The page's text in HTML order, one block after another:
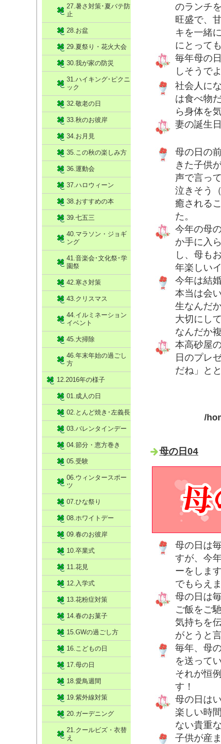
のランチ
旺盛で、
キを一緒
にとって
毎年母の
しそうで
社会人に
は食べ物
ら身体を
妻の誕生
母の日の
きた子供
声で言っ
泣きそう
癒される
た。
今年の母
か手に入
し、母も
年楽しい
今年は結
本当は会
生なんだ
大切にし
なんだか
本高砂屋
日のプレ
だね」と
/
母の日04
母の日は
すが、今
ーをしま
でもらえ
母の日は
ご飯をご
気持ちを
がとうと
毎年、母
を送って
それが恒
す！
母の日は
楽しい時
ない貴重
子供が産
27.暑さ対策･夏バテ防
止
28.お盆
29.夏祭り・花火大会
30.我が家の防災
31.ハイキング･ピクニ
ック
32.敬老の日
33.秋のお彼岸
34.お月見
35.この秋の楽しみ方
36.運動会
37.ハロウィーン
38.おすすめの本
39.七五三
40.マラソン・ジョギ
ング
41.音楽会･文化祭･学
園祭
42.寒さ対策
43.クリスマス
44.イルミネーション
イベント
45.大掃除
46.年末年始の過ごし
方
12.2016年の様子
01.成人の日
02.とんど焼き･左義長
03.バレンタインデー
04.節分・恵方巻き
05.受験
06.ウィンタースポー
ツ
07.ひな祭り
08.ホワイトデー
09.春のお彼岸
10.卒業式
11.花見
12.入学式
13.花粉症対策
14.春のお菓子
15.GWの過ごし方
16.こどもの日
17.母の日
18.愛鳥週間
19.紫外線対策
20.ガーデニング
21.クールビズ・衣替
え